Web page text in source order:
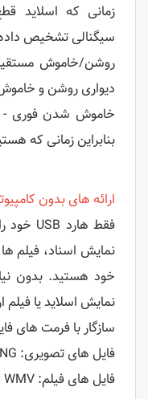
سیگنالی تشخیص
روشن/خاموش مستقیم
دیواری روشن و
خاموش شدن فوری -
بنابراین زمانی که
ارائه های بدون
خود هستید. بدون
نمایش اسلاید یا فیلم
سازگار با فرمت های
فایل های تصویری: PDF، JPEG، BMP، GIF، PNG
فایل های فیلم: MPEG، WMV